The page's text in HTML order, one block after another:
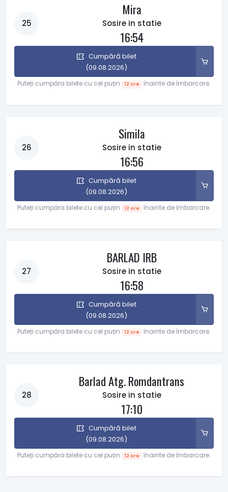
25
Mira
Sosire in statie
16:54
Cumpără bilet
(09.08.2026)
Puteți cumpăra bilete cu cel puțin 12 ore înainte de îmbarcare.
26
Simila
Sosire in statie
16:56
Cumpără bilet
(09.08.2026)
Puteți cumpăra bilete cu cel puțin 12 ore înainte de îmbarcare.
27
BARLAD IRB
Sosire in statie
16:58
Cumpără bilet
(09.08.2026)
Puteți cumpăra bilete cu cel puțin 12 ore înainte de îmbarcare.
28
Barlad Atg. Romdantrans
Sosire in statie
17:10
Cumpără bilet
(09.08.2026)
Puteți cumpăra bilete cu cel puțin 12 ore înainte de îmbarcare.